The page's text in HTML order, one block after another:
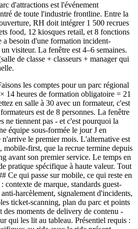
d'attractions est l'événement
de toute l'industrie frontline. Entre la
RH doit intégrer 1 500 recrues
food, 12 kiosques retail, et 8 fonctions
a besoin d'une formation incident-
visiteur. La fenêtre est 4–6 semaines.
de classe + classeurs + manager qui
les comptes pour un parc régional
14 heures de formation obligatoire = 21
en salle à 30 avec un formateur, c'est
est de 8 personnes. La fenêtre
ne tiennent pas - et c'est pourquoi la
équipe sous-formée le jour J en
n'arrive le premier mois. L'alternative est
mobile-first, que la recrue termine depuis
avant son premier service. Le temps en
pratique spécifique à haute valeur. Tout
Ce qui passe sur mobile, ce qui reste en
de marque, standards guest-
harcèlement, signalement d'incidents,
ticket-scanning, plan du parc et points
des moments de delivery de contenu -
qui les lit au tableau. Présentiel requis :